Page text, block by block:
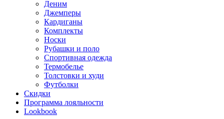
Деним
Джемперы
Кардиганы
Комплекты
Носки
Рубашки и поло
Спортивная одежда
Термобелье
Толстовки и худи
Футболки
Скидки
Программа лояльности
Lookbook